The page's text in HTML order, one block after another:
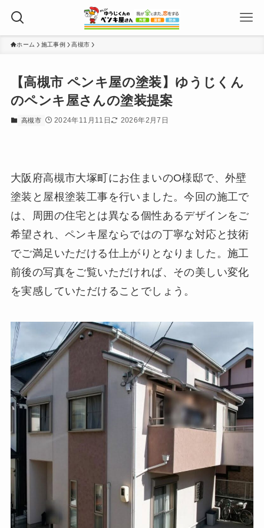
ホーム 施工事例 高槻市
【高槻市 ペンキ屋の塗装】ゆうじくん
のペンキ屋さんの塗装提案
高槻市 2024年11月11日 2026年2月7日
大阪府高槻市大塚町にお住まいのO様邸で、外壁
塗装と屋根塗装工事を行いました。今回の施工で
は、周囲の住宅とは異なる個性あるデザインをご
希望され、ペンキ屋ならではの丁寧な対応と技術
でご満足いただける仕上がりとなりました。施工
前後の写真をご覧いただければ、その美しい変化
を実感していただけることでしょう。